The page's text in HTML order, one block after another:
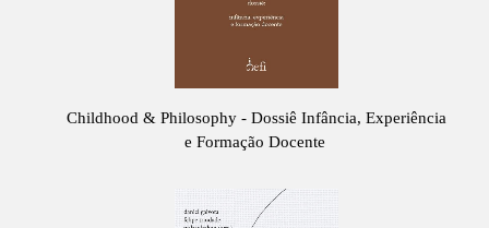
Childhood & Philosophy - Dossiê Infância, Experiência
e Formação Docente